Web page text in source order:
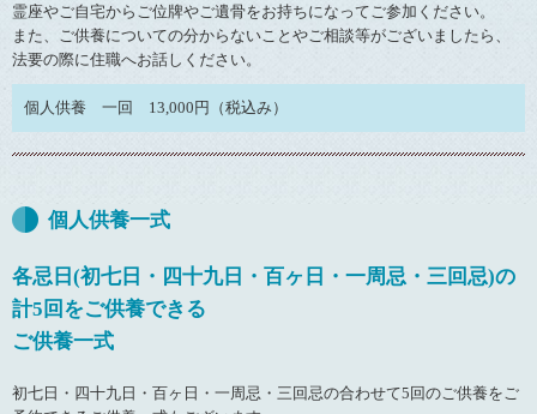
霊座やご自宅からご位牌やご遺骨をお持ちになってご参加ください。
また、ご供養についての分からないことやご相談等がございましたら、
法要の際に住職へお話しください。
個人供養 一回 13,000円（税込み）
個人供養一式
各忌日(初七日・四十九日・百ヶ日・一周忌・三回忌)の
計5回をご供養できる
ご供養一式
初七日・四十九日・百ヶ日・一周忌・三回忌の合わせて5回のご供養をご